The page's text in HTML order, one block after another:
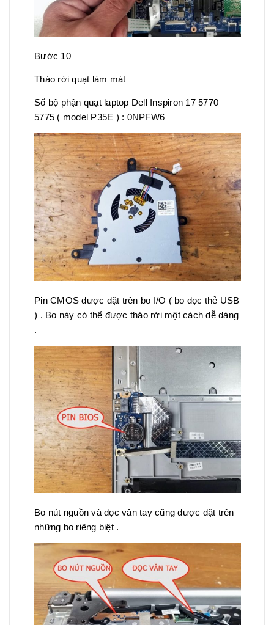
Bước 10
Tháo rời quạt làm mát
Số bộ phận quạt laptop Dell Inspiron 17 5770
5775 ( model P35E ) : 0NPFW6
Pin CMOS được đặt trên bo I/O ( bo đọc thẻ USB
) . Bo này có thể được tháo rời một cách dễ dàng
.
Bo nút nguồn và đọc vân tay cũng được đặt trên
những bo riêng biệt .